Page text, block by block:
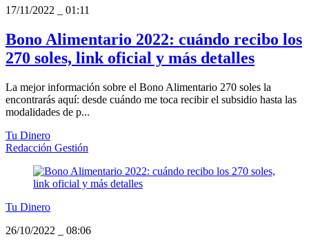
17/11/2022
01:11
Bono Alimentario 2022: cuándo recibo los
270 soles, link oficial y más detalles
La mejor información sobre el Bono Alimentario 270 soles la
encontrarás aquí: desde cuándo me toca recibir el subsidio hasta las
modalidades de p...
Tu Dinero
Redacción Gestión
Tu Dinero
26/10/2022
08:06